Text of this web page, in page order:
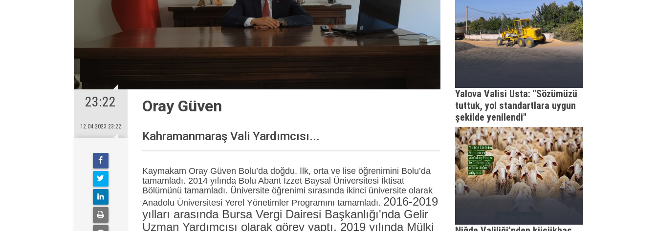
23:22
12.04.2023 23:22
Oray Güven
Kahramanmaraş Vali Yardımcısı...
Kaymakam Oray Güven Bolu’da doğdu. İlk, orta ve lise öğrenimini Bolu’da
tamamladı. 2014 yılında Bolu Abant İzzet Baysal Üniversitesi İktisat
Bölümünü tamamladı. Üniversite öğrenimi sırasında ikinci üniversite olarak
Anadolu Üniversitesi Yerel Yönetimler Programını tamamladı. 2016-2019
yılları arasında Bursa Vergi Dairesi Başkanlığı'nda Gelir
Uzman Yardımcısı olarak görev yaptı. 2019 yılında Mülki
Yalova Valisi Usta: "Sözümüzü
tuttuk, yol standartlara uygun
şekilde yenilendi"